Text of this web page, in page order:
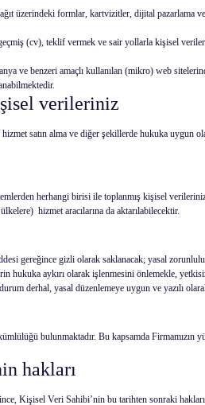
üzerindeki formlar, kartvizitler, dijital pazarlama
(cv), teklif vermek ve sair yollarla kişisel
ve benzeri amaçlı kullanılan (mikro) web
verileriniz
satın alma ve diğer şekillerde hukuka uygun
herhangi birisi ile toplanmış kişisel
hizmet aracılarına da aktarılabilecektir.
gereğince gizli olarak saklanacak; yasal
hukuka aykırı olarak işlenmesini önlemekle,
derhal, yasal düzenlemeye uygun ve yazılı
bulunmaktadır. Bu kapsamda
hakları
Kişisel Veri Sahibi’nin bu tarihten sonraki